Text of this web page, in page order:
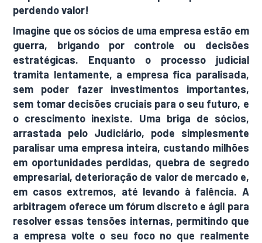
perdendo valor!
Imagine que os sócios de uma empresa estão em
guerra, brigando por controle ou decisões
estratégicas. Enquanto o processo judicial
tramita lentamente, a empresa fica paralisada,
sem poder fazer investimentos importantes,
sem tomar decisões cruciais para o seu futuro, e
o crescimento inexiste. Uma briga de sócios,
arrastada pelo Judiciário, pode simplesmente
paralisar uma empresa inteira, custando milhões
em oportunidades perdidas, quebra de segredo
empresarial, deterioração de valor de mercado e,
em casos extremos, até levando à falência. A
arbitragem oferece um fórum discreto e ágil para
resolver essas tensões internas, permitindo que
a empresa volte o seu foco no que realmente